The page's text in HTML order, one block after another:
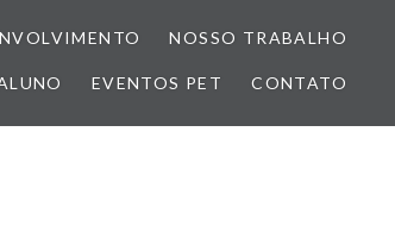
NOSSO TRABALHO
EVENTOS PET CONTATO